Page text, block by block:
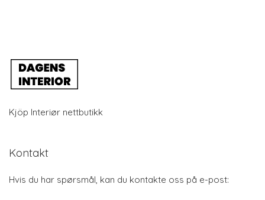
Kjöp Interiør nettbutikk
Kontakt
Hvis du har spørsmål, kan du kontakte oss på e-post: